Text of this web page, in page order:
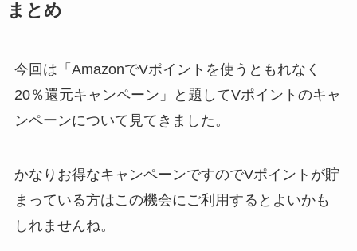
まとめ
今回は「AmazonでVポイントを使うともれなく
20％還元キャンペーン」と題してVポイントのキャ
ンペーンについて見てきました。
かなりお得なキャンペーンですのでVポイントが貯
まっている方はこの機会にご利用するとよいかも
しれませんね。